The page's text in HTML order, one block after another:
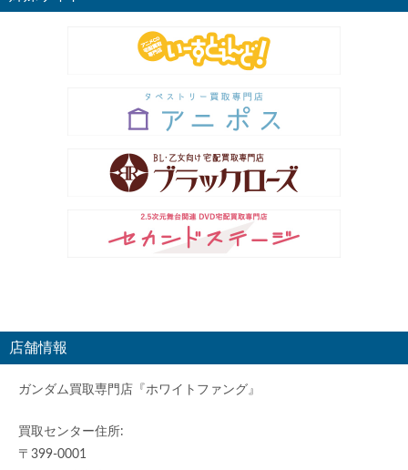
店舗情報
ガンダム買取専門店『ホワイトファング』
買取センター住所:
〒399-0001